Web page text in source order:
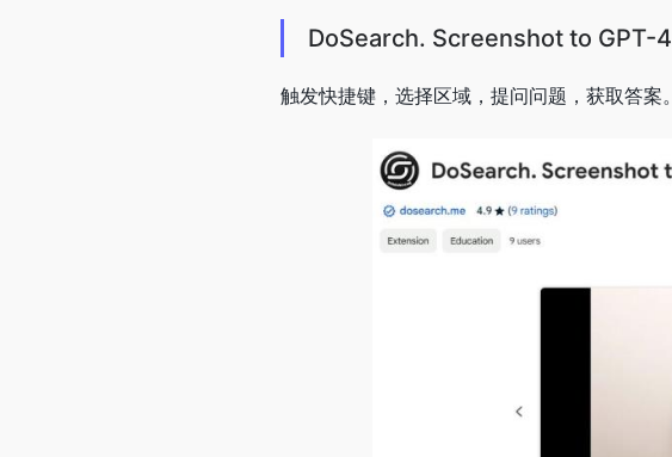
DoSearch. Screenshot to GPT-4
触发快捷键，选择区域，提问问题，获取答案。